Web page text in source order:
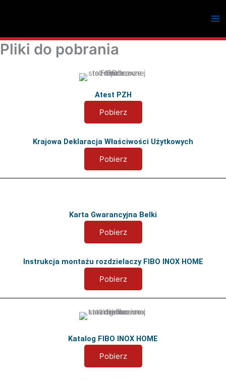
Pliki do pobrania
Atest PZH
Pobierz
Krajowa Deklaracja Właściwości Użytkowych
Pobierz
Karta Gwarancyjna Belki
Pobierz
Instrukcja montażu rozdzielaczy FIBO INOX HOME
Pobierz
Katalog FIBO INOX HOME
Pobierz